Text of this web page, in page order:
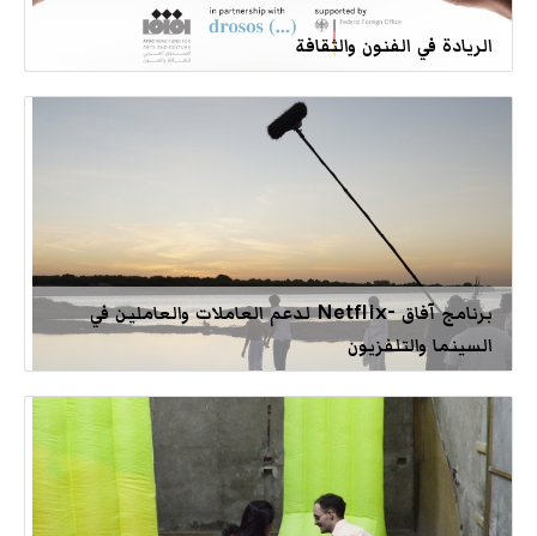
الريادة في الفنون والثقافة
برنامج آفاق -Netflix لدعم العاملات والعاملين في
السينما والتلفزيون